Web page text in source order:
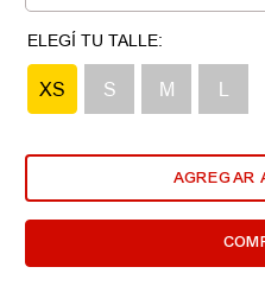
S L
M
XS
AGREGAR